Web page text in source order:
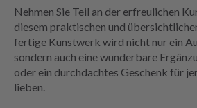
Nehmen Sie Teil an der erfreulichen
diesem praktischen und
fertige Kunstwerk wird nicht nur ein
sondern auch eine wunderbare
oder ein durchdachtes Geschenk für
lieben.